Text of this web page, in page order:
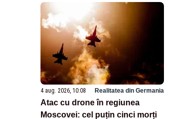
4 aug. 2026, 10:08 Realitatea din Germania
Atac cu drone în regiunea
Moscovei: cel puțin cinci morți